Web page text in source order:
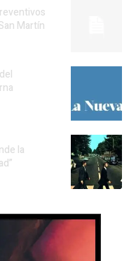
Martín
la